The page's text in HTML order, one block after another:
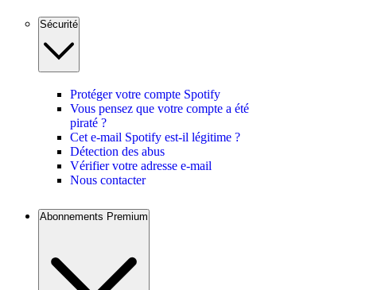
Sécurité
Protéger votre compte Spotify
Vous pensez que votre compte a été
piraté ?
Cet e-mail Spotify est-il légitime ?
Détection des abus
Vérifier votre adresse e-mail
Nous contacter
Abonnements Premium